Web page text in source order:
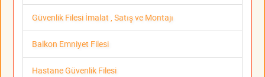
Güvenlik Filesi İmalat , Satış ve Montajı
Balkon Emniyet Filesi
Hastane Güvenlik Filesi